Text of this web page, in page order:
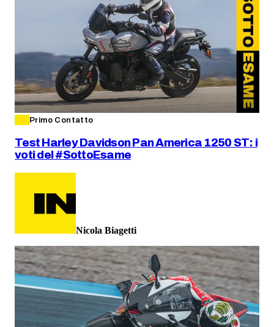
Primo Contatto
Test Harley Davidson Pan America 1250 ST: i
voti del #SottoEsame
Nicola Biagetti